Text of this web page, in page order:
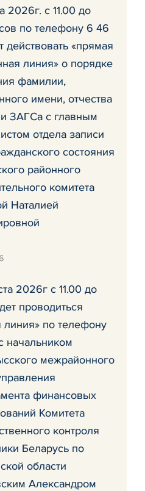
2026г. с 11.00 до
по телефону 6 46
действовать «прямая
линия» о порядке
фамилии,
имени, отчества
ЗАГСа с главным
отдела записи
состояния
районного
комитета
Наталией
2026г с 11.00 до
проводиться
линия» по телефону
начальником
межрайонного
финансовых
Комитета
контроля
Беларусь по
области
Александром